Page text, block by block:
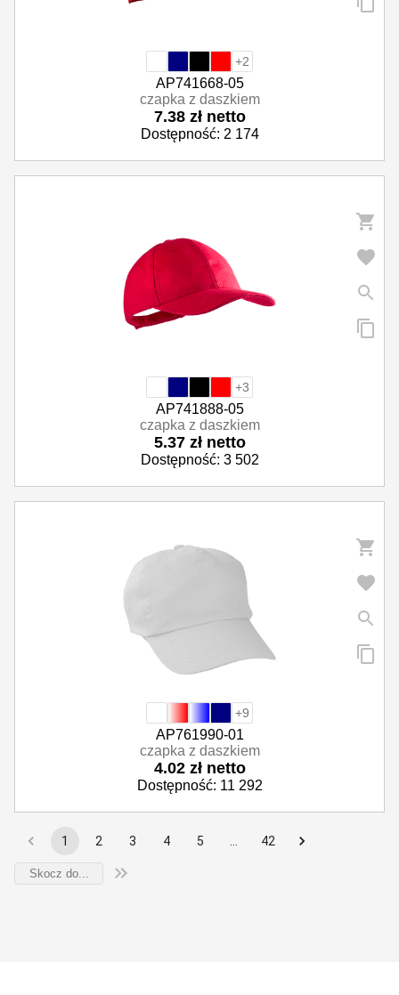
+2
AP741668-05
czapka z daszkiem
7.38 zł netto
Dostępność: 2 174
+3
AP741888-05
czapka z daszkiem
5.37 zł netto
Dostępność: 3 502
+9
AP761990-01
czapka z daszkiem
4.02 zł netto
Dostępność: 11 292
1 2 3 4 5 42